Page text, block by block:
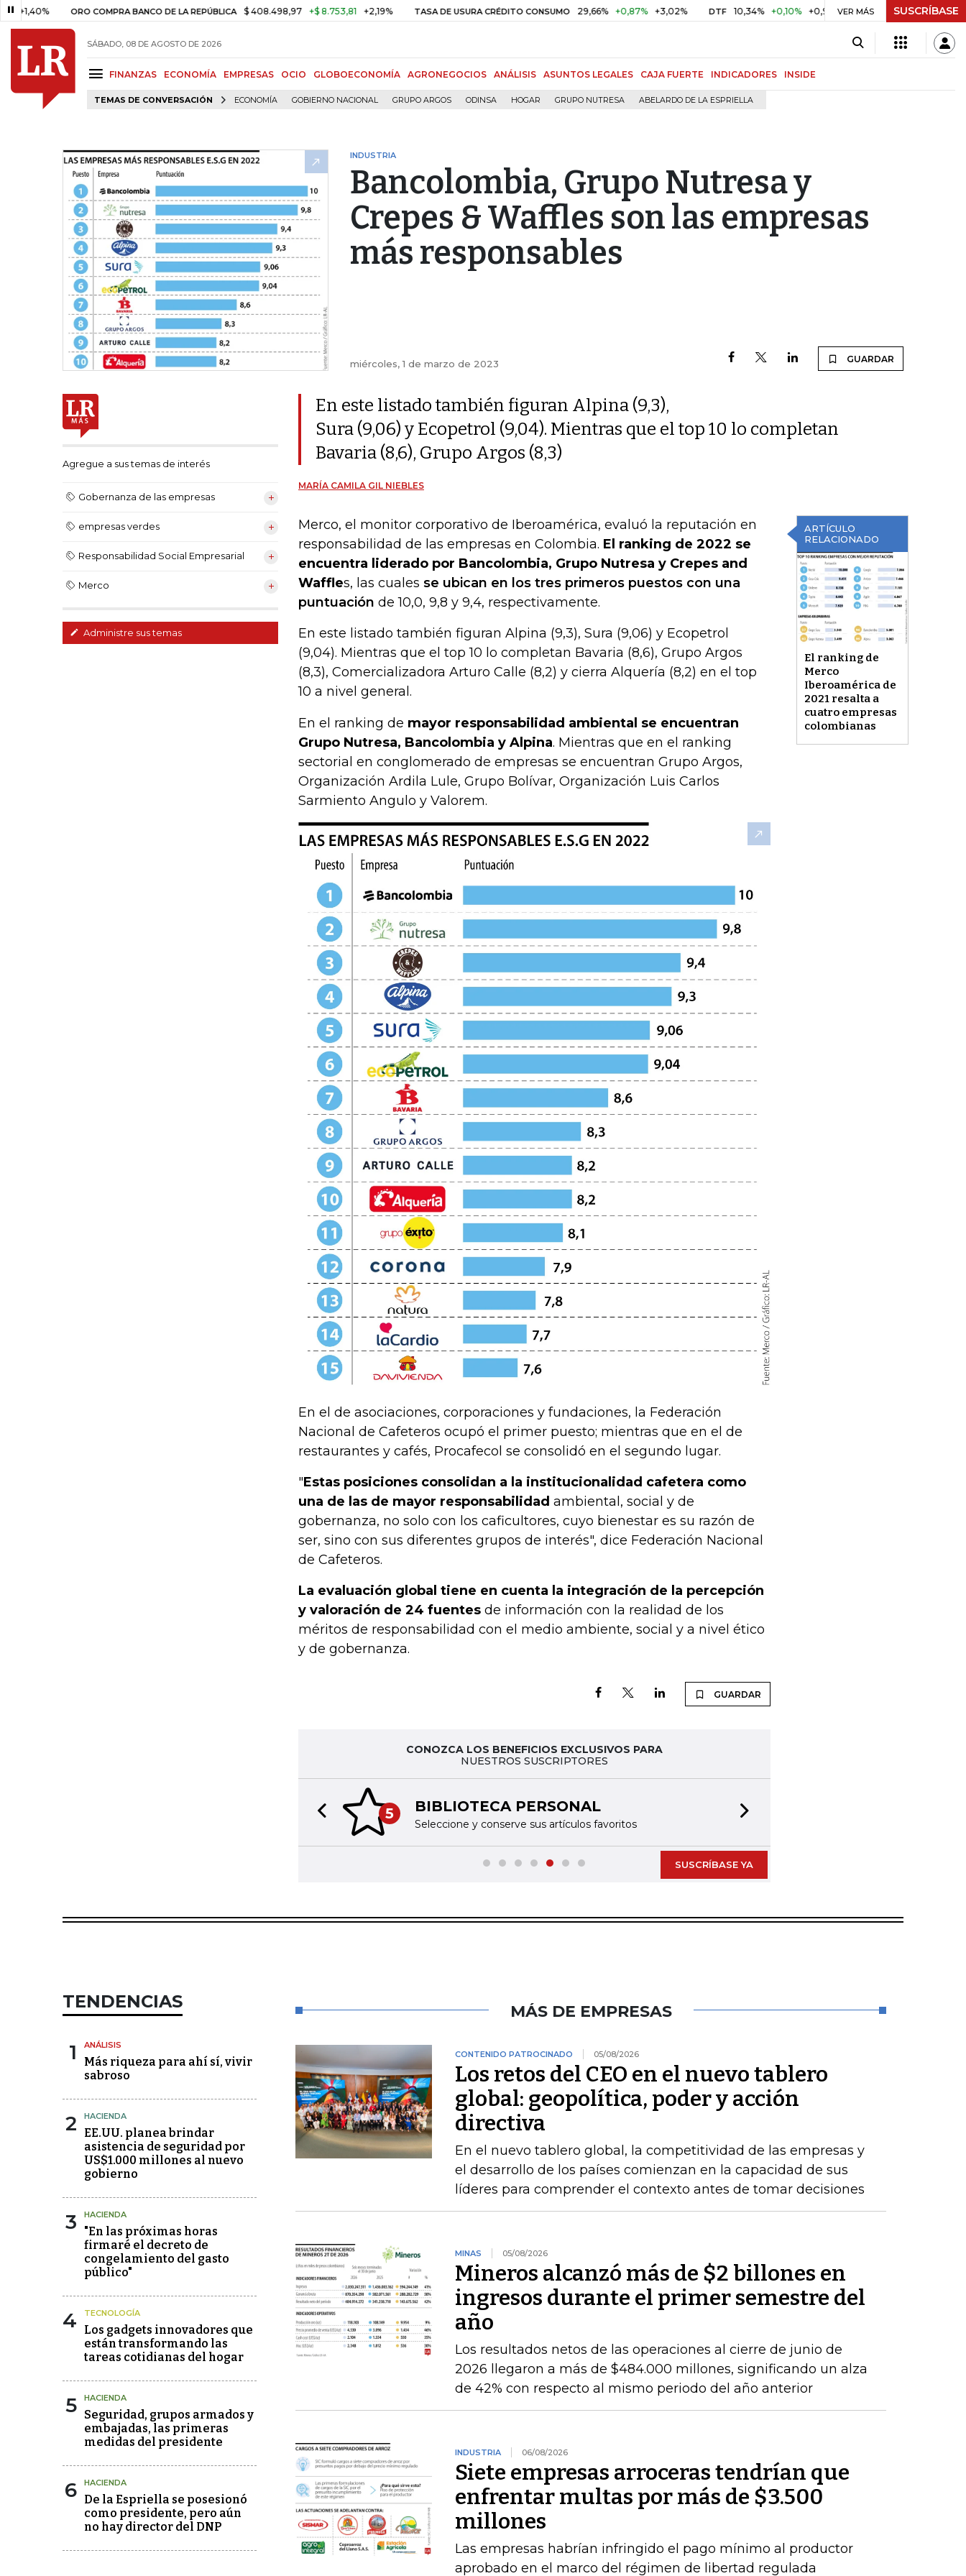
ORO COMPRA BANCO DE LA REPÚBLICA $ 408.498,97 +$ 8.753,81 +2,19% TASA DE USURA CRÉDITO CONSUMO 29,66% +0,87% +3,02% DTF 10,34% +0,10% +0,98% UVR $ 416,96 +$ 0,05 +0,01%
VER MÁS SUSCRÍBASE
SÁBADO, 08 DE AGOSTO DE 2026
FINANZAS ECONOMÍA EMPRESAS OCIO GLOBOECONOMÍA AGRONEGOCIOS ANÁLISIS ASUNTOS LEGALES CAJA FUERTE INDICADORES INSIDE
TEMAS DE CONVERSACIÓN ECONOMÍA GOBIERNO NACIONAL GRUPO ARGOS ODINSA HOGAR GRUPO NUTRESA ABELARDO DE LA ESPRIELLA
INDUSTRIA
Bancolombia, Grupo Nutresa y
Crepes & Waffles son las empresas
más responsables
miércoles, 1 de marzo de 2023 GUARDAR
Agregue a sus temas de interés
Gobernanza de las empresas
empresas verdes
Responsabilidad Social Empresarial
Merco
Administre sus temas
En este listado también figuran Alpina (9,3),
Sura (9,06) y Ecopetrol (9,04). Mientras que el top 10 lo completan
Bavaria (8,6), Grupo Argos (8,3)
MARÍA CAMILA GIL NIEBLES
ARTÍCULO
RELACIONADO
El ranking de
Merco
Iberoamérica de
2021 resalta a
cuatro empresas
colombianas
Merco, el monitor corporativo de Iberoamérica, evaluó la reputación en
responsabilidad de las empresas en Colombia. El ranking de 2022 se
encuentra liderado por Bancolombia, Grupo Nutresa y Crepes and
Waffles, las cuales se ubican en los tres primeros puestos con una
puntuación de 10,0, 9,8 y 9,4, respectivamente.
En este listado también figuran Alpina (9,3), Sura (9,06) y Ecopetrol
(9,04). Mientras que el top 10 lo completan Bavaria (8,6), Grupo Argos
(8,3), Comercializadora Arturo Calle (8,2) y cierra Alquería (8,2) en el top
10 a nivel general.
En el ranking de mayor responsabilidad ambiental se encuentran
Grupo Nutresa, Bancolombia y Alpina. Mientras que en el ranking
sectorial en conglomerado de empresas se encuentran Grupo Argos,
Organización Ardila Lule, Grupo Bolívar, Organización Luis Carlos
Sarmiento Angulo y Valorem.
En el de asociaciones, corporaciones y fundaciones, la Federación
Nacional de Cafeteros ocupó el primer puesto; mientras que en el de
restaurantes y cafés, Procafecol se consolidó en el segundo lugar.
"Estas posiciones consolidan a la institucionalidad cafetera como
una de las de mayor responsabilidad ambiental, social y de
gobernanza, no solo con los caficultores, cuyo bienestar es su razón de
ser, sino con sus diferentes grupos de interés", dice Federación Nacional
de Cafeteros.
La evaluación global tiene en cuenta la integración de la percepción
y valoración de 24 fuentes de información con la realidad de los
méritos de responsabilidad con el medio ambiente, social y a nivel ético
y de gobernanza.
GUARDAR
CONOZCA LOS BENEFICIOS EXCLUSIVOS PARA
NUESTROS SUSCRIPTORES
5 BIBLIOTECA PERSONAL
Seleccione y conserve sus artículos favoritos
Previous slide
SUSCRÍBASE YA
TENDENCIAS
1 ANÁLISIS
Más riqueza para ahí sí, vivir
sabroso
2 HACIENDA
EE.UU. planea brindar
asistencia de seguridad por
US$1.000 millones al nuevo
gobierno
3 HACIENDA
"En las próximas horas
firmaré el decreto de
congelamiento del gasto
público"
4 TECNOLOGÍA
Los gadgets innovadores que
están transformando las
tareas cotidianas del hogar
5 HACIENDA
Seguridad, grupos armados y
embajadas, las primeras
medidas del presidente
6 HACIENDA
De la Espriella se posesionó
como presidente, pero aún
no hay director del DNP
MÁS DE EMPRESAS
CONTENIDO PATROCINADO 05/08/2026
Los retos del CEO en el nuevo tablero
global: geopolítica, poder y acción
directiva
En el nuevo tablero global, la competitividad de las empresas y
el desarrollo de los países comienzan en la capacidad de sus
líderes para comprender el contexto antes de tomar decisiones
MINAS 05/08/2026
Mineros alcanzó más de $2 billones en
ingresos durante el primer semestre del
año
Los resultados netos de las operaciones al cierre de junio de
2026 llegaron a más de $484.000 millones, significando un alza
de 42% con respecto al mismo periodo del año anterior
INDUSTRIA 06/08/2026
Siete empresas arroceras tendrían que
enfrentar multas por más de $3.500
millones
Las empresas habrían infringido el pago mínimo al productor
aprobado en el marco del régimen de libertad regulada